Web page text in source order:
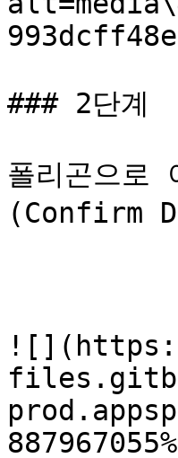
### 2단계
폴리곤으로
(Confirm